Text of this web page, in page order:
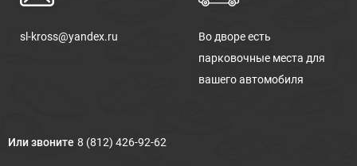
sl-kross@yandex.ru
Во дворе есть
парковочные места для
вашего автомобиля
Или звоните 8 (812) 426-92-62